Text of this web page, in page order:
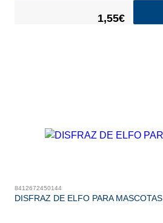
1,55€
8412672450144
DISFRAZ DE ELFO PARA MASCOTAS